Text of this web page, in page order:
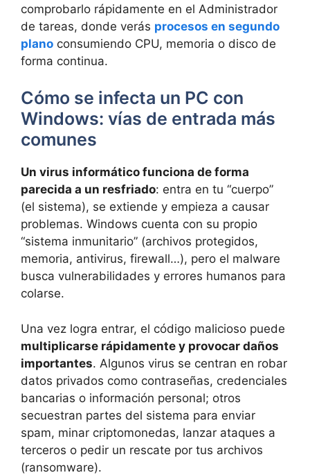
comprobarlo rápidamente en el Administrador
de tareas, donde verás procesos en segundo
plano consumiendo CPU, memoria o disco de
forma continua.
Cómo se infecta un PC con
Windows: vías de entrada más
comunes
Un virus informático funciona de forma
parecida a un resfriado: entra en tu “cuerpo”
(el sistema), se extiende y empieza a causar
problemas. Windows cuenta con su propio
“sistema inmunitario” (archivos protegidos,
memoria, antivirus, firewall…), pero el malware
busca vulnerabilidades y errores humanos para
colarse.
Una vez logra entrar, el código malicioso puede
multiplicarse rápidamente y provocar daños
importantes. Algunos virus se centran en robar
datos privados como contraseñas, credenciales
bancarias o información personal; otros
secuestran partes del sistema para enviar
spam, minar criptomonedas, lanzar ataques a
terceros o pedir un rescate por tus archivos
(ransomware).